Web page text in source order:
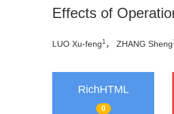
Effects of
LUO Xu-feng1 ， ZHANG Sheng
RichHTML
0